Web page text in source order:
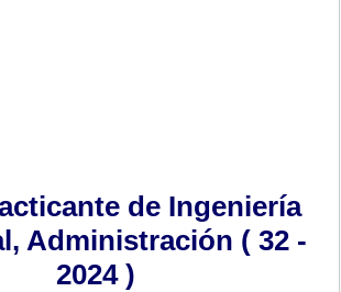
de Ingeniería
Administración ( 32 -
2024 )